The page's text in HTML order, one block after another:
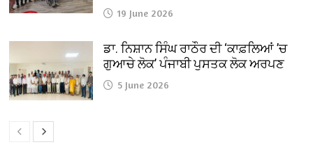
19 June 2026
ਡਾ. ਨਿਸ਼ਾਨ ਸਿੰਘ ਰਾਠੌਰ ਦੀ ‘ਕਾਫ਼ਲਿਆਂ ’ਚ
ਗੁਆਚੇ ਲੋਕ’ ਪੰਜਾਬੀ ਪੁਸਤਕ ਲੋਕ ਅਰਪਣ
5 June 2026